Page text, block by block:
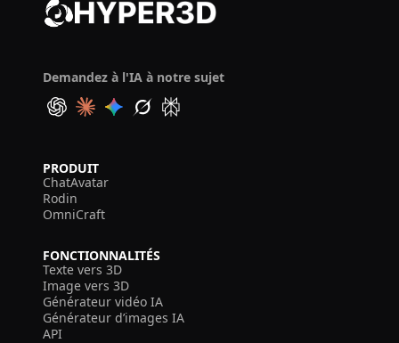
Demandez à l'IA à notre sujet
PRODUIT
ChatAvatar
Rodin
OmniCraft
FONCTIONNALITÉS
Texte vers 3D
Image vers 3D
Générateur vidéo IA
Générateur d’images IA
API